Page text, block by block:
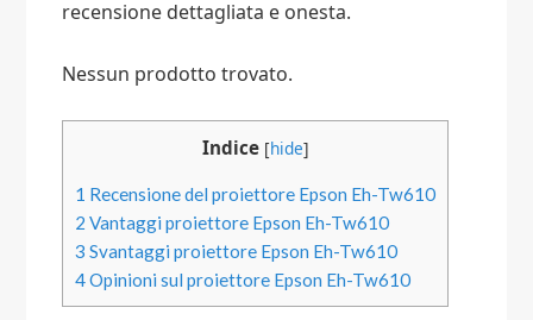
recensione dettagliata e onesta.
Nessun prodotto trovato.
Indice [hide]
1 Recensione del proiettore Epson Eh-Tw610
2 Vantaggi proiettore Epson Eh-Tw610
3 Svantaggi proiettore Epson Eh-Tw610
4Opinioni sul proiettore Epson Eh-Tw610